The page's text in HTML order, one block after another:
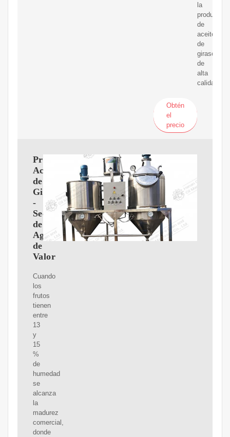
la
producción
de
aceite
de
girasol
de
alta
calidad.
Obtén
el
precio
Proceso
Aceite
de
Girasol
-
Secretaria
de
Agregado
de
Valor
Cuando
los
frutos
tienen
entre
13
y
15
%
de
humedad
se
alcanza
la
madurez
comercial,
donde